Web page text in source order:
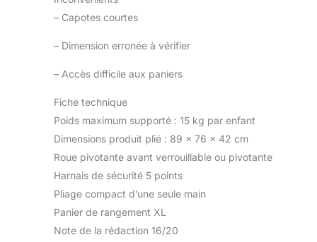
– Capotes courtes
– Dimension erronée à vérifier
– Accès difficile aux paniers
Fiche technique
Poids maximum supporté : 15 kg par enfant
Dimensions produit plié : 89 x 76 x 42 cm
Roue pivotante avant verrouillable ou pivotante
Harnais de sécurité 5 points
Pliage compact d’une seule main
Panier de rangement XL
Note de la rédaction 16/20